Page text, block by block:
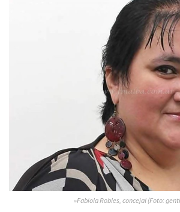
»Fabiola Robles, concejal (Foto: